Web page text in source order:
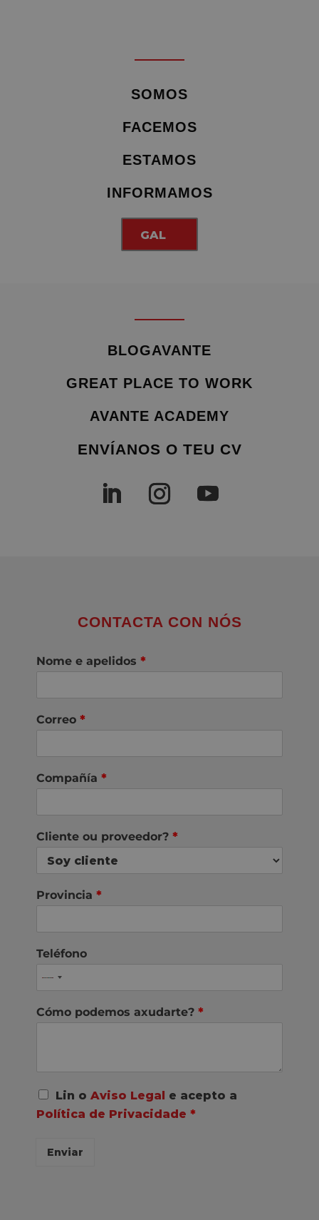
SOMOS
FACEMOS
ESTAMOS
INFORMAMOS
GAL
BLOGAVANTE
GREAT PLACE TO WORK
AVANTE ACADEMY
ENVÍANOS O TEU CV
CONTACTA CON NÓS
Nome e apelidos *
Correo *
Compañía *
Cliente ou proveedor? *
Provincia *
Teléfono
Cómo podemos axudarte? *
A
c
o
Lin o Aviso Legal
e acepto a
Política de Privacidade *
Enviar